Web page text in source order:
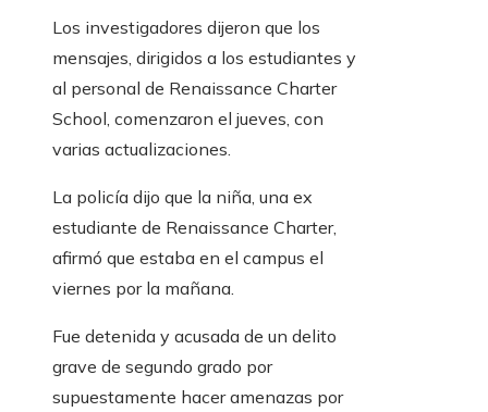
Los investigadores dijeron que los
mensajes, dirigidos a los estudiantes y
al personal de Renaissance Charter
School, comenzaron el jueves, con
varias actualizaciones.
La policía dijo que la niña, una ex
estudiante de Renaissance Charter,
afirmó que estaba en el campus el
viernes por la mañana.
Fue detenida y acusada de un delito
grave de segundo grado por
supuestamente hacer amenazas por